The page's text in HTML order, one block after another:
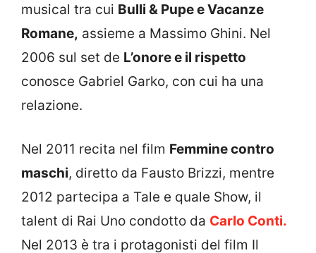
musical tra cui Bulli & Pupe e Vacanze
Romane, assieme a Massimo Ghini. Nel
2006 sul set de L’onore e il rispetto
conosce Gabriel Garko, con cui ha una
relazione.
Nel 2011 recita nel film Femmine contro
maschi, diretto da Fausto Brizzi, mentre
2012 partecipa a Tale e quale Show, il
talent di Rai Uno condotto da Carlo Conti.
Nel 2013 è tra i protagonisti del film Il